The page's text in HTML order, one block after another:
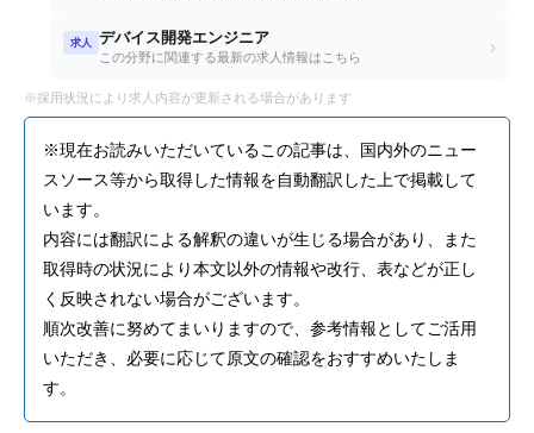
求人 デバイス開発エンジニア
この分野に関連する最新の求人情報はこちら ›
※採用状況により求人内容が更新される場合があります
※現在お読みいただいているこの記事は、国内外のニュー
スソース等から取得した情報を自動翻訳した上で掲載して
います。
内容には翻訳による解釈の違いが生じる場合があり、また
取得時の状況により本文以外の情報や改行、表などが正し
く反映されない場合がございます。
順次改善に努めてまいりますので、参考情報としてご活用
いただき、必要に応じて原文の確認をおすすめいたしま
す。